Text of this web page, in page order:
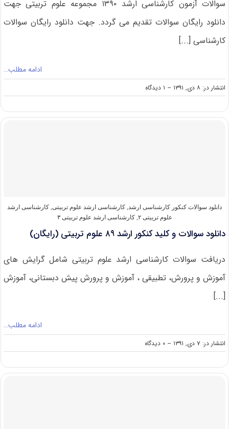
سوالات آزمون کارشناسی ارشد ۱۳۹۰ مجموعه علوم تربیتی جهت
دانلود رایگان سوالات تقدیم می گردد. جهت دانلود رایگان سوالات
کارشناسی [...]
ادامه مطلب…
انتشار در: ۸ دی, ۱۳۹۱ -- ۱ دیدگاه
on
دانلود
و
دانلود سوالات کنکور کارشناسی ارشد, کارشناسی ارشد علوم تربیتی, کارشناسی ارشد
علوم تربیتی ۲ ,کارشناسی ارشد علوم تربیتی ۳
دانلود سوالات و کلید کنکور ارشد ۸۹ علوم تربیتی (رایگان)
دریافت سوالات کارشناسی ارشد علوم تربیتی شامل گرایش های
آموزش و پرورش، تطبیقی ، آموزش و پرورش پیش دبستانی، آموزش
[...]
ادامه مطلب…
انتشار در: ۷ دی, ۱۳۹۱ -- ۰ دیدگاه
on
دانلود
و